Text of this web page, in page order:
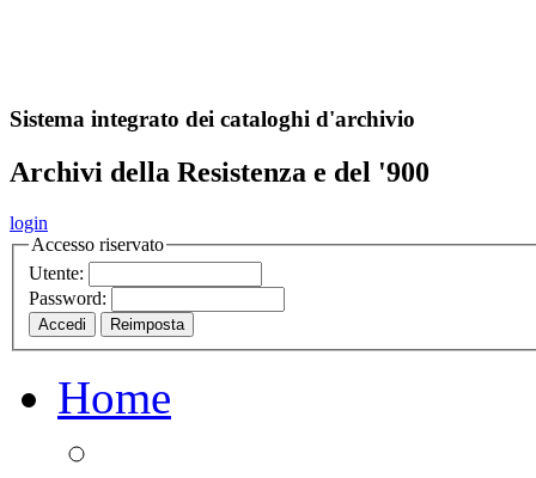
Sistema integrato dei cataloghi d'archivio
Archivi della Resistenza e del '900
login
Accesso riservato
Utente:
Password:
Home